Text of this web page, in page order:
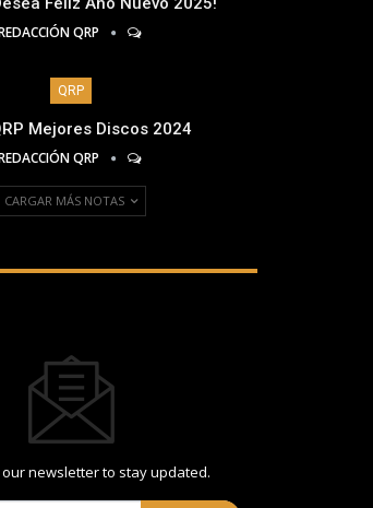
QRP
QRP
Mejores Discos 2024
QRP
CARGAR MÁS NOTAS
newsletter to stay updated.